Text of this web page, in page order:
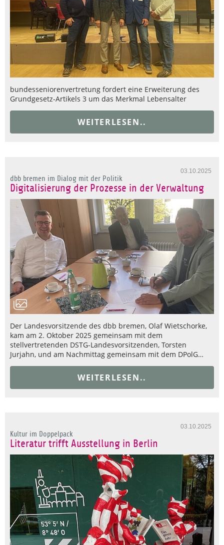
bundesseniorenvertretung fordert eine Erweiterung des
Grundgesetz-Artikels 3 um das Merkmal Lebensalter
WEITERLESEN..
03.10.2025
dbb bremen im Dialog mit der Politik
Digitalisierung der Prozesse in der Verwaltung
Der Landesvorsitzende des dbb bremen, Olaf Wietschorke,
kam am 2. Oktober 2025 gemeinsam mit dem
stellvertretenden DSTG-Landesvorsitzenden, Torsten
Jurjahn, und am Nachmittag gemeinsam mit dem DPolG…
WEITERLESEN..
03.10.2025
Kultur im Doppelpack
Literatur trifft Ausstellung in Berlin